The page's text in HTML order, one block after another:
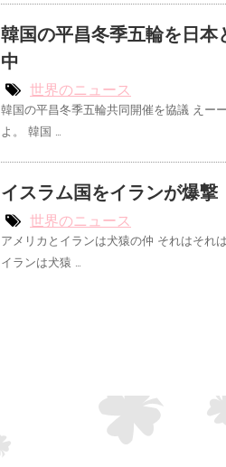
韓国の平昌冬季五輪を日本
中
世界のニュース
韓国の平昌冬季五輪共同開催を協議 えー
よ。 韓国 …
イスラム国をイランが爆撃
世界のニュース
アメリカとイランは犬猿の仲 それはそれ
イランは犬猿 …